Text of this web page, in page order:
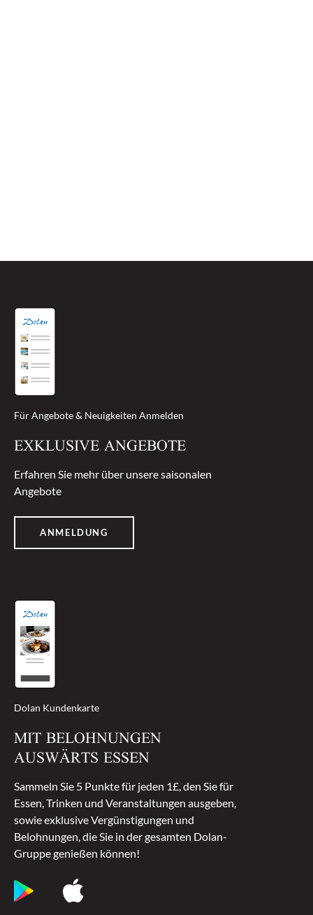
Für Angebote & Neuigkeiten Anmelden
EXKLUSIVE ANGEBOTE
Erfahren Sie mehr über unsere saisonalen
Angebote
ANMELDUNG
Dolan Kundenkarte
MIT BELOHNUNGEN
AUSWÄRTS ESSEN
Sammeln Sie 5 Punkte für jeden 1£, den Sie für
Essen, Trinken und Veranstaltungen ausgeben,
sowie exklusive Vergünstigungen und
Belohnungen, die Sie in der gesamten Dolan-
Gruppe genießen können!